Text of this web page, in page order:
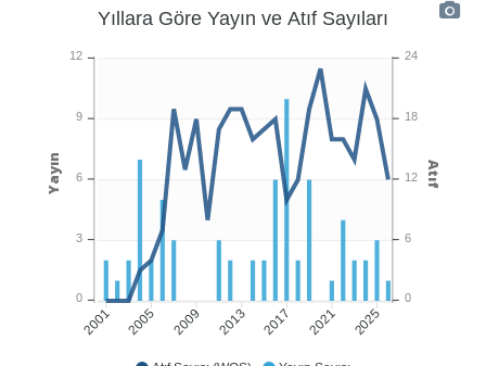
2001 2005 2009 2013 2017 2021 2025
Yıllara Göre Yayın ve Atıf Sayıları
24
18
12
6
0
Atıf
12
9
6
3
0
Yayın